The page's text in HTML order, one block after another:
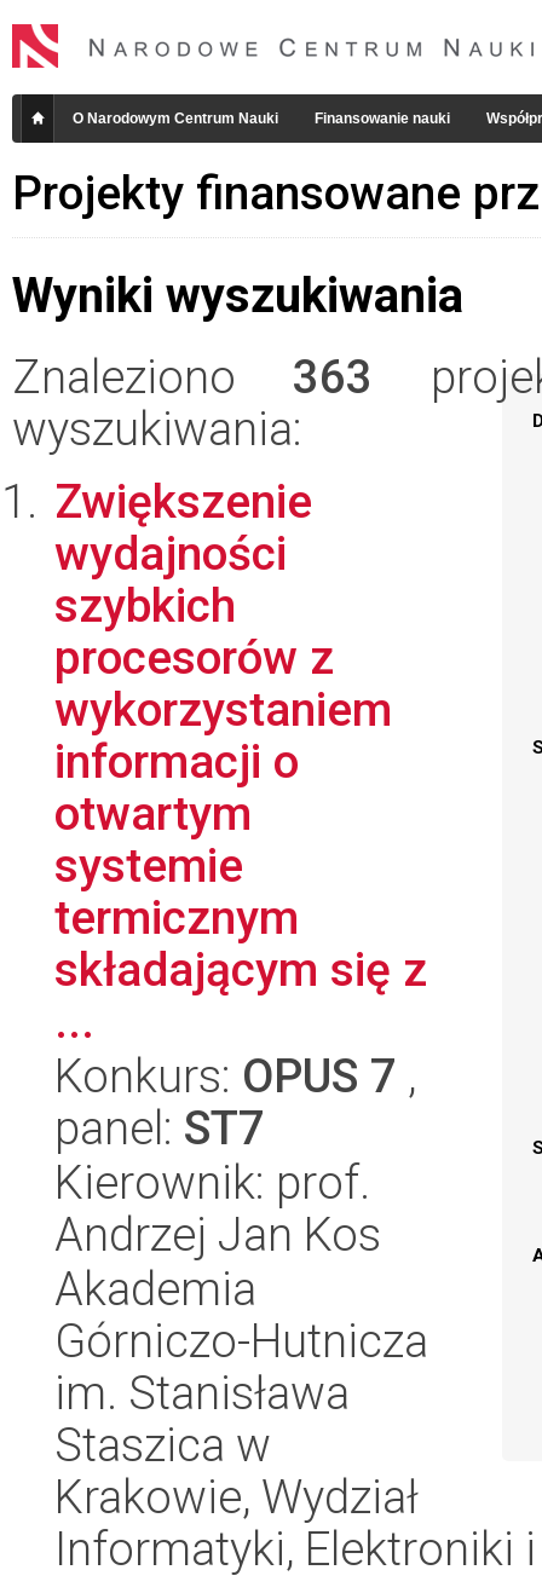
O Narodowym Centrum Nauki Finansowanie nauki
Projekty finansowane
Wyniki wyszukiwania
Znaleziono 363
wyszukiwania:
Zwiększenie
wydajności
szybkich
procesorów z
wykorzystaniem
informacji o
otwartym
systemie
termicznym
składającym się z
...
Konkurs: OPUS 7 ,
panel: ST7
Kierownik: prof.
Andrzej Jan Kos
Akademia
Górniczo-Hutnicza
im. Stanisława
Staszica w
Krakowie, Wydział
Informatyki, Elektroniki